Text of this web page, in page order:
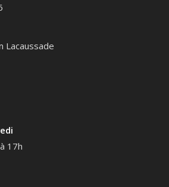
Lacaussade
17h